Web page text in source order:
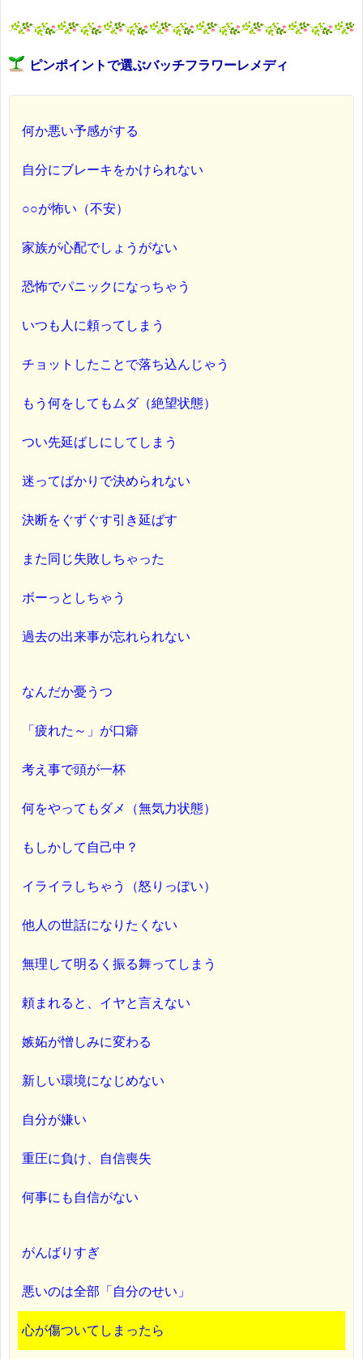
ピンポイントで選ぶバッチフラワーレメディ
何か悪い予感がする
自分にブレーキをかけられない
○○が怖い（不安）
家族が心配でしょうがない
恐怖でパニックになっちゃう
いつも人に頼ってしまう
チョットしたことで落ち込んじゃう
もう何をしてもムダ（絶望状態）
つい先延ばしにしてしまう
迷ってばかりで決められない
決断をぐずぐす引き延ばす
また同じ失敗しちゃった
ボーっとしちゃう
過去の出来事が忘れられない
なんだか憂うつ
「疲れた～」が口癖
考え事で頭が一杯
何をやってもダメ（無気力状態）
もしかして自己中？
イライラしちゃう（怒りっぽい）
他人の世話になりたくない
無理して明るく振る舞ってしまう
頼まれると、イヤと言えない
嫉妬が憎しみに変わる
新しい環境になじめない
自分が嫌い
重圧に負け、自信喪失
何事にも自信がない
がんばりすぎ
悪いのは全部「自分のせい」
心が傷ついてしまったら